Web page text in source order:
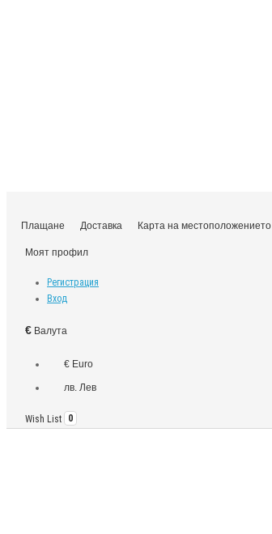
Плащане Доставка Карта на местоположението
Моят профил
Регистрация
Вход
€ Валута
€ Euro
лв. Лев
Wish List 0